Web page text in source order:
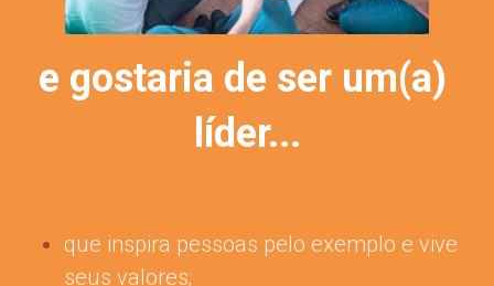
e gostaria de ser um(a)
líder...
que inspira pessoas pelo exemplo e vive
seus valores;